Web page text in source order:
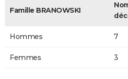
Famille BRANOWSKI
Hommes 7
Femmes 3